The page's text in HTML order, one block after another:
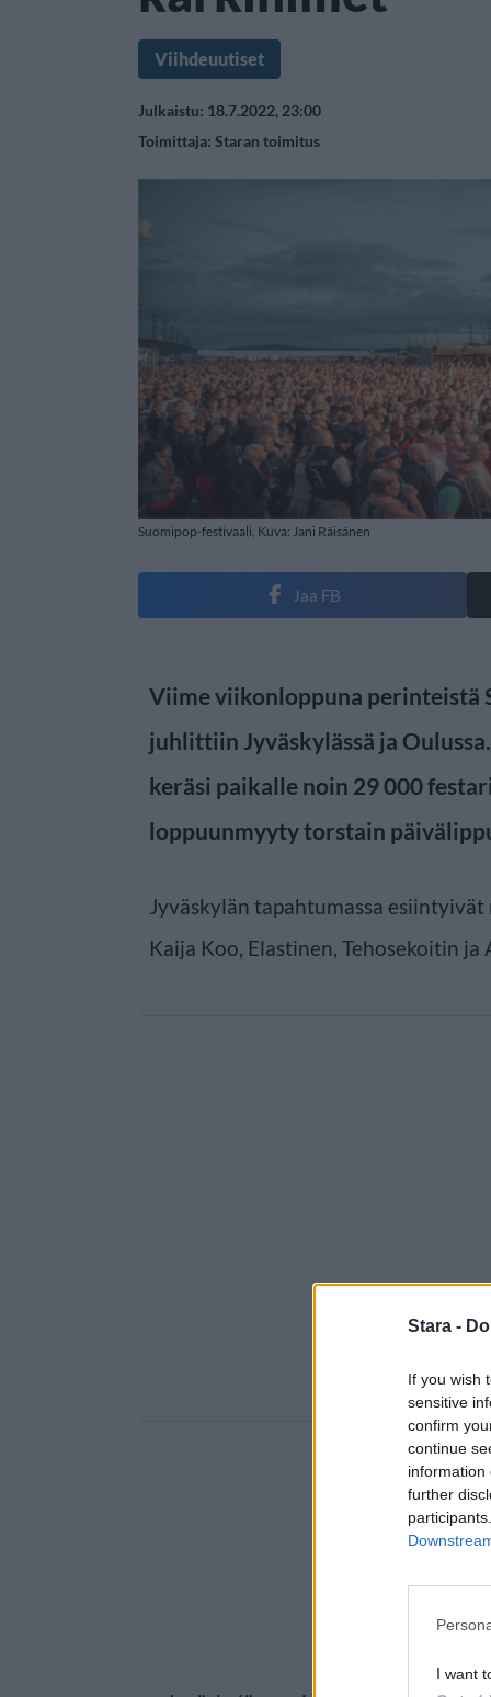
Stara -
If you wish
sensitive
confirm
continue
information
further
I want
Viihdeuutiset
Julkaistu: 18.7.2022, 23:00
Toimittaja: Staran toimitus
Suomipop-festivaali, Kuva: Jani Räisänen
Jaa FB
Viime viikonloppuna perinteistä
juhlittiin Jyväskylässä ja
keräsi paikalle noin 29 000
loppuunmyyty torstain
Jyväskylän tapahtumassa esiintyivät
Kaija Koo, Elastinen, Tehosekoitin ja